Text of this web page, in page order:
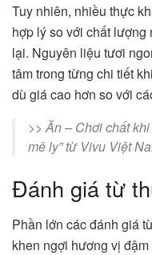
Tuy nhiên, nhiều thực
hợp lý so với chất lượng
lại. Nguyên liệu tươi
tâm trong từng chi tiết
dù giá cao hơn so với
>> Ăn – Chơi chất khi
mê ly” từ Vivu Việt
Đánh giá từ
Phần lớn các đánh giá
khen ngợi hương vị